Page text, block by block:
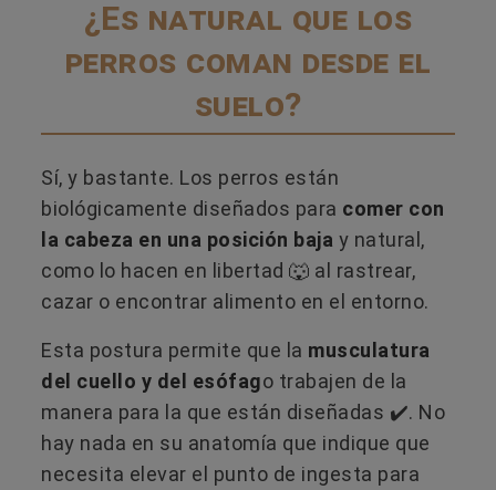
¿Es natural que los
perros coman desde el
suelo?
Sí, y bastante. Los perros están
biológicamente diseñados para comer con
la cabeza en una posición baja y natural,
como lo hacen en libertad 🐺​ al rastrear,
cazar o encontrar alimento en el entorno.
Esta postura permite que la musculatura
del cuello y del esófago trabajen de la
manera para la que están diseñadas ✔️​. No
hay nada en su anatomía que indique que
necesita elevar el punto de ingesta para